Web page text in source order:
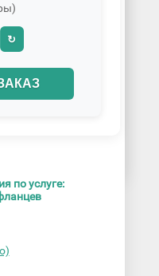
↻
по услуге: